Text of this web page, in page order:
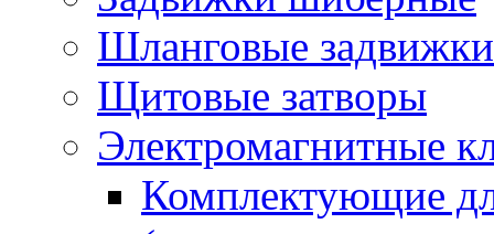
Шланговые задвижки
Щитовые затворы
Электромагнитные
Комплектующие